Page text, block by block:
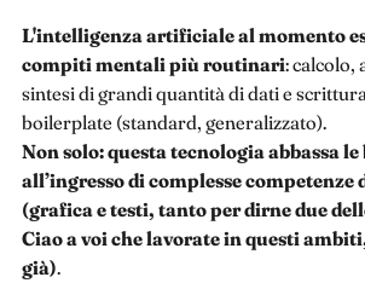
L'intelligenza artificiale al momento
compiti mentali più routinari: calcolo,
sintesi di grandi quantità di dati e
boilerplate (standard, generalizzato).
Non solo: questa tecnologia abbassa
all’ingresso di complesse competenze
(grafica e testi, tanto per dirne due
Ciao a voi che lavorate in questi
già).